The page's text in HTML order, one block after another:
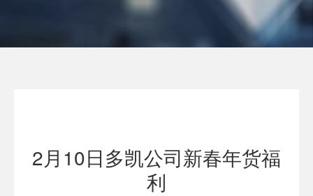
2月10日多凯公司新春年货福
利